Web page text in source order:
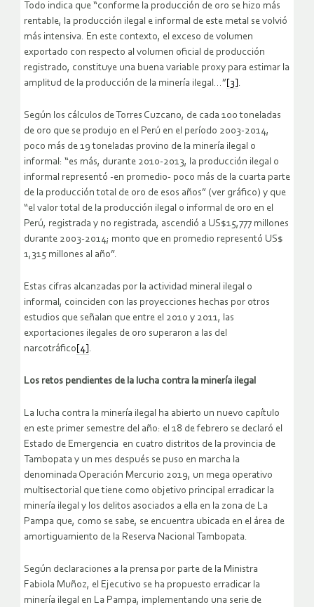
Todo indica que “conforme la producción de oro se hizo más
rentable, la producción ilegal e informal de este metal se volvió
más intensiva. En este contexto, el exceso de volumen
exportado con respecto al volumen oficial de producción
registrado, constituye una buena variable proxy para estimar la
amplitud de la producción de la minería ilegal…” [3] .
Según los cálculos de Torres Cuzcano, de cada 100 toneladas
de oro que se produjo en el Perú en el período 2003-2014,
poco más de 19 toneladas provino de la minería ilegal o
informal: “es más, durante 2010-2013, la producción ilegal o
informal representó -en promedio- poco más de la cuarta parte
de la producción total de oro de esos años” (ver gráfico) y que
“el valor total de la producción ilegal o informal de oro en el
Perú, registrada y no registrada, ascendió a US$15,777 millones
durante 2003-2014; monto que en promedio representó US$
1,315 millones al año”.
Estas cifras alcanzadas por la actividad mineral ilegal o
informal, coinciden con las proyecciones hechas por otros
estudios que señalan que entre el 2010 y 2011, las
exportaciones ilegales de oro superaron a las del
narcotráfico [4] .
Los retos pendientes de la lucha contra la minería ilegal
La lucha contra la minería ilegal ha abierto un nuevo capítulo
en este primer semestre del año: el 18 de febrero se declaró el
Estado de Emergencia en cuatro distritos de la provincia de
Tambopata y un mes después se puso en marcha la
denominada Operación Mercurio 2019, un mega operativo
multisectorial que tiene como objetivo principal erradicar la
minería ilegal y los delitos asociados a ella en la zona de La
Pampa que, como se sabe, se encuentra ubicada en el área de
amortiguamiento de la Reserva Nacional Tambopata.
Según declaraciones a la prensa por parte de la Ministra
Fabiola Muñoz, el Ejecutivo se ha propuesto erradicar la
minería ilegal en La Pampa, implementando una serie de